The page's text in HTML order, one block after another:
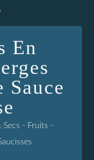
En
Sauce
Secs - Fruits -